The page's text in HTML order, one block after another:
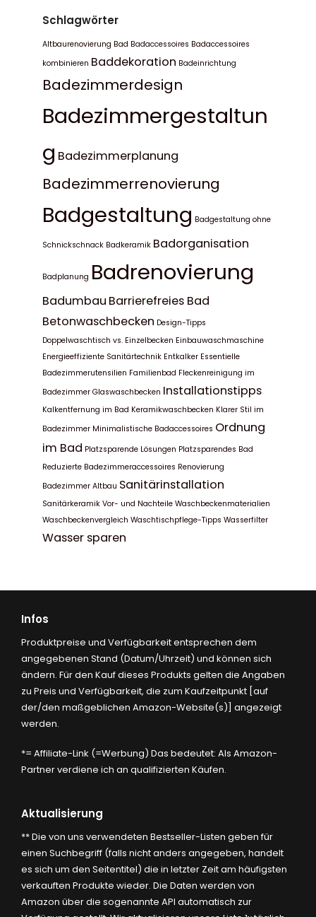
Schlagwörter
Altbaurenovierung Bad Badaccessoires Badaccessoires
kombinieren Baddekoration Badeinrichtung
Badezimmerdesign
Badezimmergestaltun
g Badezimmerplanung
Badezimmerrenovierung
Badgestaltung Badgestaltung ohne
Schnickschnack Badkeramik Badorganisation
Badplanung Badrenovierung
Badumbau Barrierefreies Bad
Betonwaschbecken Design-Tipps
Doppelwaschtisch vs. Einzelbecken Einbauwaschmaschine
Energieeffiziente Sanitärtechnik Entkalker Essentielle
Badezimmerutensilien Familienbad Fleckenreinigung im
Badezimmer Glaswaschbecken Installationstipps
Kalkentfernung im Bad Keramikwaschbecken Klarer Stil im
Badezimmer Minimalistische Badaccessoires Ordnung
im Bad Platzsparende Lösungen Platzsparendes Bad
Reduzierte Badezimmeraccessoires Renovierung
Badezimmer Altbau Sanitärinstallation
Sanitärkeramik Vor- und Nachteile Waschbeckenmaterialien
Waschbeckenvergleich Waschtischpflege-Tipps Wasserfilter
Wasser sparen
Infos
Produktpreise und Verfügbarkeit entsprechen dem
angegebenen Stand (Datum/Uhrzeit) und können sich
ändern. Für den Kauf dieses Produkts gelten die Angaben
zu Preis und Verfügbarkeit, die zum Kaufzeitpunkt [auf
der/den maßgeblichen Amazon-Website(s)] angezeigt
werden.
*= Affiliate-Link (=Werbung) Das bedeutet: Als Amazon-
Partner verdiene ich an qualifizierten Käufen.
Aktualisierung
** Die von uns verwendeten Bestseller-Listen geben für
einen Suchbegriff (falls nicht anders angegeben, handelt
es sich um den Seitentitel) die in letzter Zeit am häufigsten
verkauften Produkte wieder. Die Daten werden von
Amazon über die sogenannte API automatisch zur